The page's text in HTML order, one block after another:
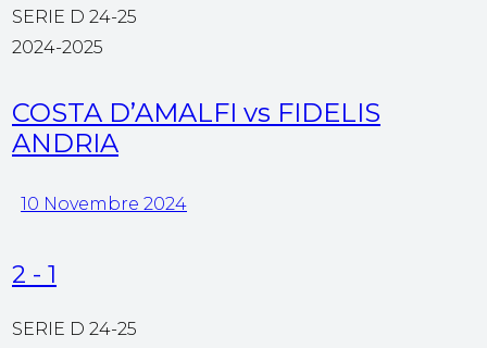
SERIE D 24-25
2024-2025
COSTA D’AMALFI vs FIDELIS
ANDRIA
10 Novembre 2024
2 - 1
SERIE D 24-25